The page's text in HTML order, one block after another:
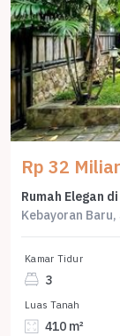
Rp 32 Miliar
Kebayoran
Kamar Tidur
3
Luas Tanah
410 m²